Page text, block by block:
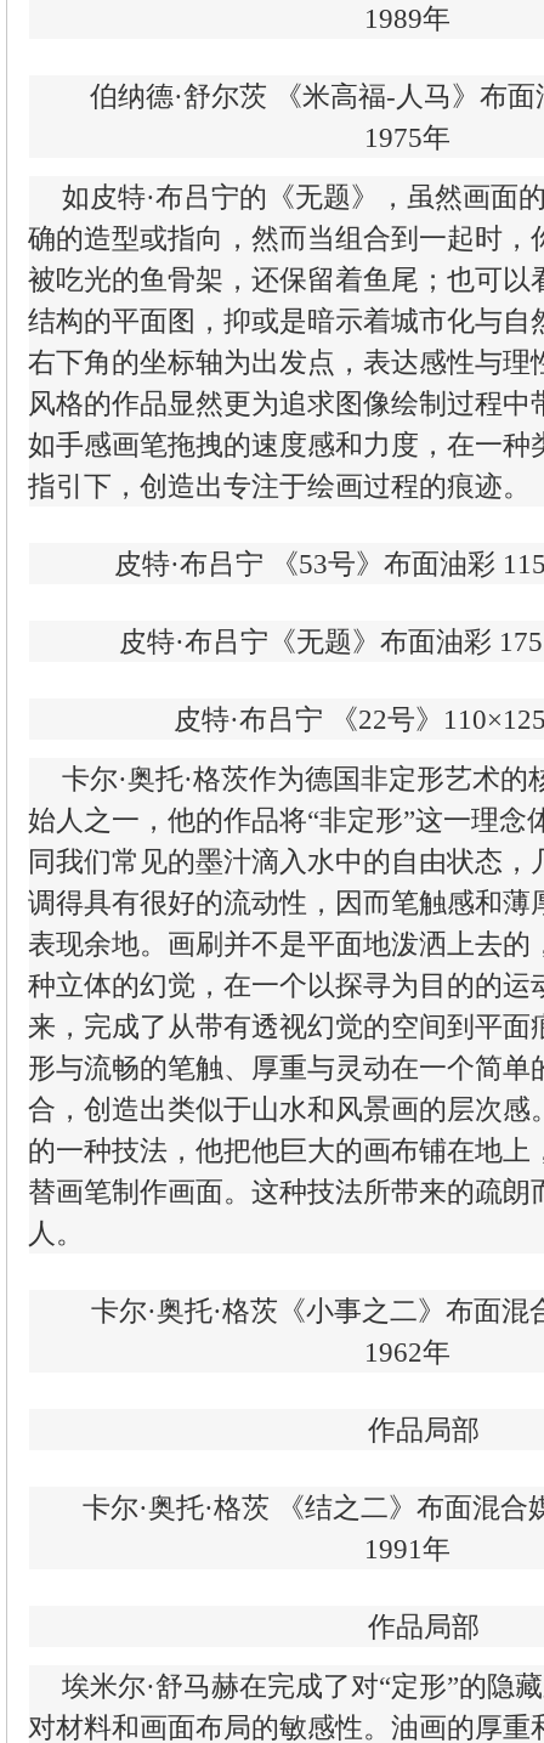
1989年
伯纳德·舒尔茨 《米高福-人马》布面
1975年
如皮特·布吕宁的《无题》，虽然画面
确的造型或指向，然而当组合到一起时，
被吃光的鱼骨架，还保留着鱼尾；也可以
结构的平面图，抑或是暗示着城市化与自
右下角的坐标轴为出发点，表达感性与理
风格的作品显然更为追求图像绘制过程中
如手感画笔拖拽的速度感和力度，在一种
指引下，创造出专注于绘画过程的痕迹。
皮特·布吕宁 《53号》布面油彩
皮特·布吕宁《无题》布面油彩
皮特·布吕宁 《22号》
卡尔·奥托·格茨作为德国非定形艺术的
始人之一，他的作品将“非定形”这一理念
同我们常见的墨汁滴入水中的自由状态，
调得具有很好的流动性，因而笔触感和薄
表现余地。画刷并不是平面地泼洒上去的
种立体的幻觉，在一个以探寻为目的的运
来，完成了从带有透视幻觉的空间到平面
形与流畅的笔触、厚重与灵动在一个简单
合，创造出类似于山水和风景画的层次感
的一种技法，他把他巨大的画布铺在地上
替画笔制作画面。这种技法所带来的疏朗
人。
卡尔·奥托·格茨《小事之二》布面混
1962年
作品局部
卡尔·奥托·格茨 《结之二》布面混合
1991年
作品局部
埃米尔·舒马赫在完成了对“定形”的隐
对材料和画面布局的敏感性。油画的厚重